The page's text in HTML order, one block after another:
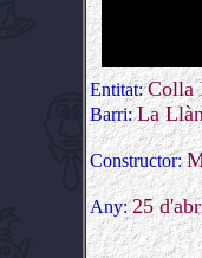
Entitat:Colla
Barri:La
Constructor:
Any:25